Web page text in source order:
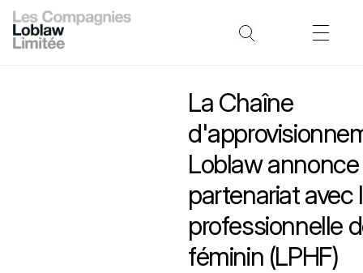
La Chaîne
Loblaw
partenariat avec
professionnelle
féminin (LPHF)